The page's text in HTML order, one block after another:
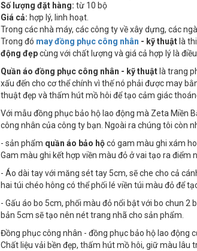
Số lượng đặt hàng: từ 10 bộ
Giá cả: hợp lý, linh hoạt.
Trong các nhà máy, các công ty về xây dựng, các
Trong đó may đồng phục công nhân - kỹ thuật là
động đẹpcùng với chất lượng và giá cả hợp lý là
Quần áo đồng phục công nhân - kỹ thuật là trang
xấu đến cho cơ thể chính vì thế nó phải được may
thuật đẹp và thấm hút mồ hôi để tạo cảm giác
Với mẫu đồng phục bảo hộ lao động mà Zeta Miền
công nhân của công ty bạn. Ngoài ra chúng tôi còn
- sản phẩm quần áo bảo hộcó gam màu ghi xám
Gam màu ghi kết hợp viền màu đỏ ở vai tạo ra điểm
- Áo dài tay với măng sét tay 5cm, sẽ che cho cả
hai túi chéo hông có thể phối lé viền túi màu đỏ để
- Gấu áo bo 5cm, phối màu đỏ nổi bật với bo chun 2
bản 5cm sẽ tạo nên nét trang nhã cho sản phẩm.
Đồng phục công nhân - đồng phục bảo hộ lao động
Chất liệu vải bền đẹp, thấm hút mồ hôi, giữ màu lâu